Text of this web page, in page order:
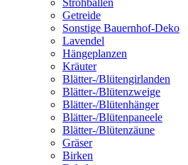
Getreide
Sonstige Bauernhof-Deko
Lavendel
Hängeplanzen
Kräuter
Blätter-/Blütengirlanden
Blätter-/Blütenzweige
Blätter-/Blütenhänger
Blätter-/Blütenpaneele
Blätter-/Blütenzäune
Gräser
Birken